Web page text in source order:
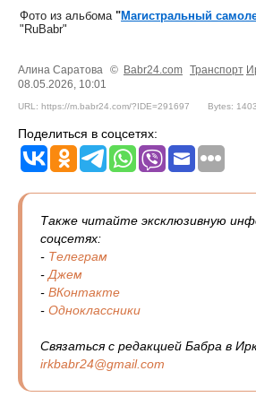
Фото из альбома "Магистральный
"RuBabr"
Алина Саратова © Babr24.com Транспорт
08.05.2026, 10:01
URL: https://m.babr24.com/?IDE=291697 Bytes:
Поделиться в соцсетях:
Также читайте эксклюзивную
соцсетях:
- Телеграм
- Джем
- ВКонтакте
- Одноклассники
Связаться с редакцией Бабра в
irkbabr24@gmail.com